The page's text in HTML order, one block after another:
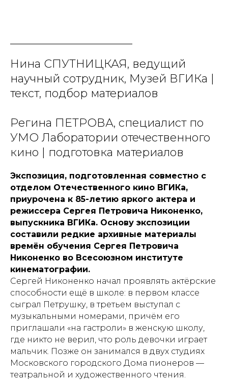
Нина СПУТНИЦКАЯ, ведущий
научный сотрудник, Музей ВГИКа |
текст, подбор материалов
Регина ПЕТРОВА, специалист по
УМО Лаборатории отечественного
кино | подготовка материалов
Экспозиция, подготовленная совместно с
отделом Отечественного кино ВГИКа,
приурочена к 85-летию яркого актера и
режиссера Сергея Петровича Никоненко,
выпускника ВГИКа. Основу экспозиции
составили редкие архивные материалы
времён обучения Сергея Петровича
Никоненко во Всесоюзном институте
кинематографии.
Сергей Никоненко начал проявлять актёрские
способности ещё в школе: в первом классе
сыграл Петрушку, в третьем выступал с
музыкальными номерами, причём его
приглашали «на гастроли» в женскую школу,
где никто не верил, что роль девочки играет
мальчик. Позже он занимался в двух студиях
Московского городского Дома пионеров —
театральной и художественного чтения.